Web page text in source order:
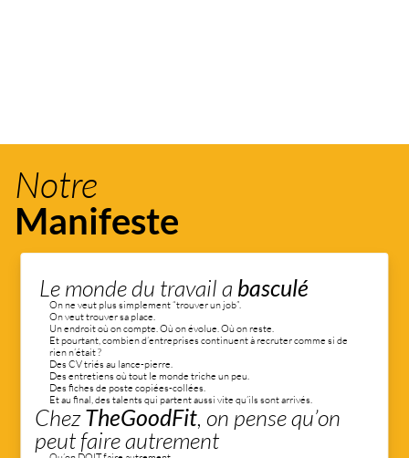
Notre
Manifeste
Le monde du travail a basculé
On ne veut plus simplement “trouver un job”.
On veut trouver sa place.
Un endroit où on compte. Où on évolue. Où on reste.
Et pourtant, combien d’entreprises continuent à recruter comme si de
rien n’était ?
Des CV triés au lance-pierre.
Des entretiens où tout le monde triche un peu.
Des fiches de poste copiées-collées.
Et au final, des talents qui partent aussi vite qu’ils sont arrivés.
Chez TheGoodFit, on pense qu’on
peut faire autrement